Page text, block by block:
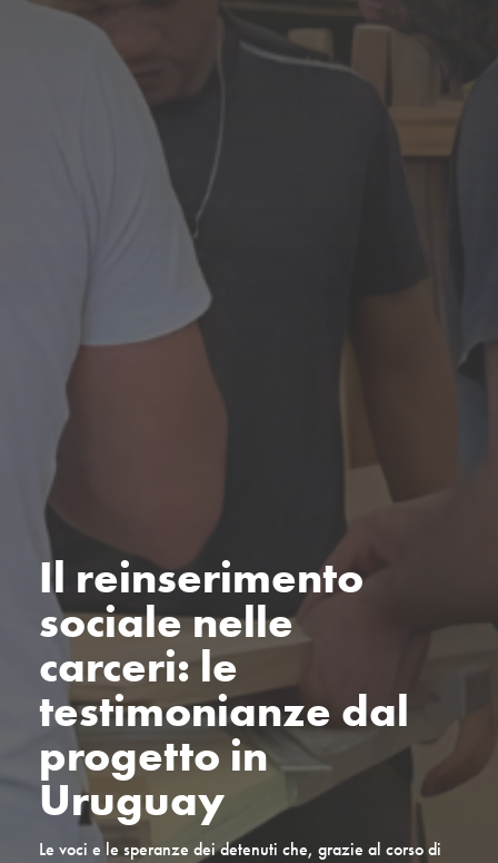
Il reinserimento
sociale nelle
carceri: le
testimonianze dal
progetto in
Uruguay
Le voci e le speranze dei detenuti che, grazie al corso di